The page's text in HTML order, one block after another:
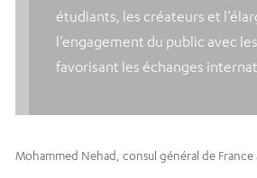
étudiants, les créateurs et
l’engagement du public avec
favorisant les échanges
Mohammed Nehad, consul général de France